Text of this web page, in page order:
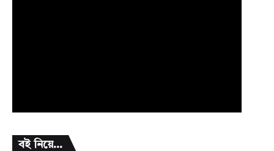
বই নিয়ে...